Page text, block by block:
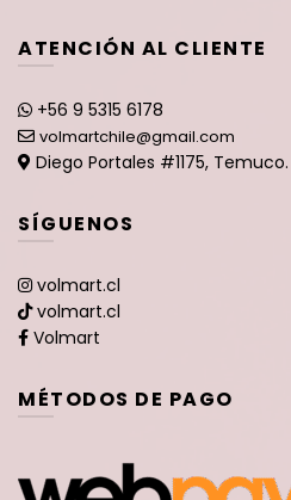
ATENCIÓN AL CLIENTE
+56 9 5315 6178
volmartchile@gmail.com
Diego Portales #1175, Temuco.
SÍGUENOS
volmart.cl
volmart.cl
Volmart
MÉTODOS DE PAGO